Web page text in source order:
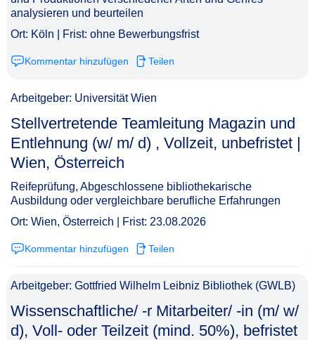
analysieren und beurteilen
Ort: Köln | Frist: ohne Bewerbungsfrist
Kommentar hinzufügen Teilen
Arbeitgeber: Universität Wien
Stellvertretende Teamleitung Magazin und
Entlehnung (w/ m/ d) , Vollzeit, unbefristet |
Wien, Österreich​‌‌‌‌​‌​‌‌‌‌​‌‌‌‌‌‌
Reifeprüfung, Abgeschlossene bibliothekarische
Ausbildung oder vergleichbare berufliche Erfahrungen
Ort: Wien, Österreich | Frist: 23.08.2026
Kommentar hinzufügen Teilen
Arbeitgeber: Gottfried Wilhelm Leibniz Bibliothek (GWLB)
Wissenschaftliche/ -r Mitarbeiter/ -in (m/ w/
d), Voll- oder Teilzeit (mind. 50%), befristet